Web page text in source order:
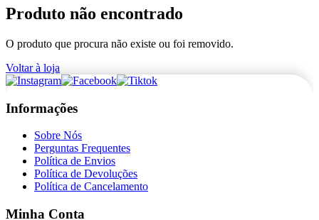
+de 36.000 reviews
Produto não encontrado
O produto que procura não existe ou foi removido.
Voltar à loja
Informações
Sobre Nós
Perguntas Frequentes
Política de Envios
Política de Devoluções
Política de Cancelamento
Minha Conta